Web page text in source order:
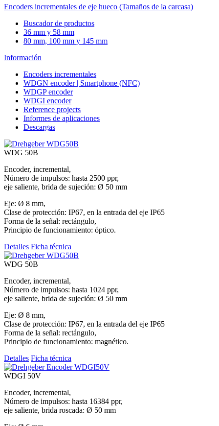
Encoders incrementales de eje hueco (Tamaños de la carcasa)
Buscador de productos
36 mm y 58 mm
80 mm, 100 mm y 145 mm
Información
Encoders incrementales
WDGN encoder | Smartphone (NFC)
WDGP encoder
WDGI encoder
Reference projects
Informes de aplicaciones
Descargas
WDG 50B
Encoder, incremental,
Número de impulsos: hasta 2500 ppr,
eje saliente, brida de sujeción: Ø 50 mm
Eje: Ø 8 mm,
Clase de protección: IP67, en la entrada del eje IP65
Forma de la señal: rectángulo,
Principio de funcionamiento: óptico.
Detalles Ficha técnica
WDG 50B
Encoder, incremental,
Número de impulsos: hasta 1024 ppr,
eje saliente, brida de sujeción: Ø 50 mm
Eje: Ø 8 mm,
Clase de protección: IP67, en la entrada del eje IP65
Forma de la señal: rectángulo,
Principio de funcionamiento: magnético.
Detalles Ficha técnica
WDGI 50V
Encoder, incremental,
Número de impulsos: hasta 16384 ppr,
eje saliente, brida roscada: Ø 50 mm